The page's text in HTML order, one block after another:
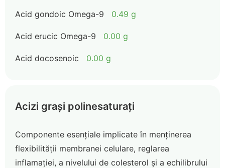
Acid gondoic Omega-9 0.49 g
Acid erucic Omega-9 0.00 g
Acid docosenoic 0.00 g
Acizi grași polinesaturați
Componente esențiale implicate în menținerea
flexibilității membranei celulare, reglarea
inflamației, a nivelului de colesterol și a echilibrului